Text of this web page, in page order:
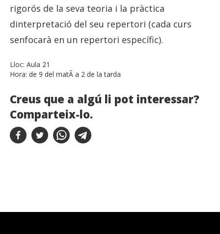
rigorós de la seva teoria i la pràctica
dinterpretació del seu repertori (cada curs
senfocarà en un repertori específic).
Lloc: Aula 21
Hora: de 9 del matÃ­ a 2 de la tarda
Creus que a algú li pot interessar?
Comparteix-lo.